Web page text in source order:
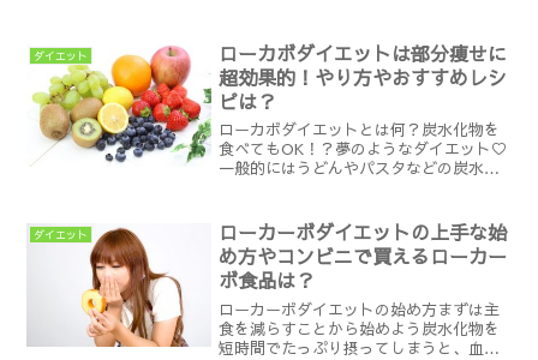
といわれています10...
ダイエット
ローカボダイエットは部分痩せに
超効果的！やり方やおすすめレシ
ピは？
ローカボダイエットとは何？炭水化物を
食べてもOK！？夢のようなダイエット♡
一般的にはうどんやパスタなどの炭水化
今回紹介するロバート・アトキンス博士
が考案したローカーボダ...
ダイエット
ローカーボダイエットの上手な始
め方やコンビニで買えるローカー
ボ食品は？
ローカーボダイエットの始め方まずは主
食を減らすことから始めよう炭水化物を
短時間でたっぷり摂ってしまうと、血糖